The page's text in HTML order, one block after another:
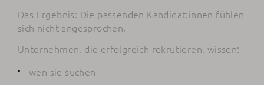
Das Ergebnis: Die passenden Kandidat:innen fühlen
sich nicht angesprochen.
Unternehmen, die erfolgreich rekrutieren, wissen:
wen sie suchen